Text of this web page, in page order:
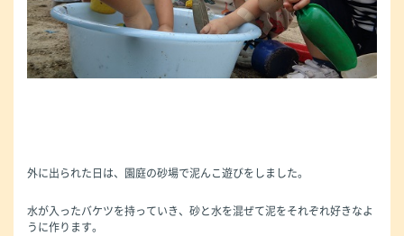
外に出られた日は、園庭の砂場で泥んこ遊びをしました。
水が入ったバケツを持っていき、砂と水を混ぜて泥をそれぞれ好きなよ
うに作ります。